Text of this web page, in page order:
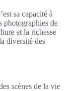
sa capacité à
photographies de
et la richesse
diversité des
scènes de la vie